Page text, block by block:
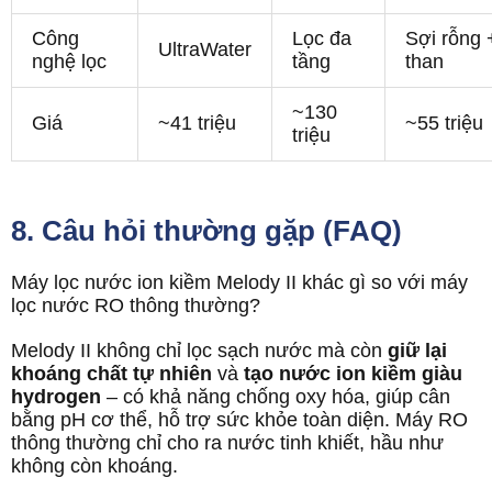
Công
nghệ lọc
UltraWater
Lọc đa
tầng
Sợi rỗng
than
Giá ~41 triệu
~130
triệu
~55 triệu
8. Câu hỏi thường gặp (FAQ)
Máy lọc nước ion kiềm Melody II khác gì so với máy
lọc nước RO thông thường?
Melody II không chỉ lọc sạch nước mà còn giữ lại
khoáng chất tự nhiên và tạo nước ion kiềm giàu
hydrogen – có khả năng chống oxy hóa, giúp cân
bằng pH cơ thể, hỗ trợ sức khỏe toàn diện. Máy RO
thông thường chỉ cho ra nước tinh khiết, hầu như
không còn khoáng.